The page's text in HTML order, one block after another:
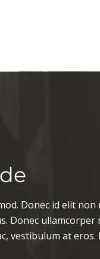
Donec id elit
Donec
vestibulum at eros.